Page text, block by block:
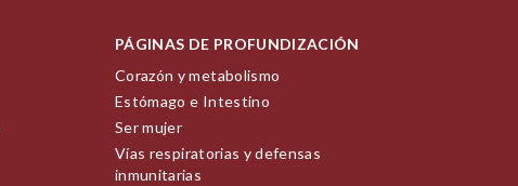
PÁGINAS DE PROFUNDIZACIÓN
Corazón y metabolismo
Estómago e Intestino
Ser mujer
Vías respiratorias y defensas
inmunitarias